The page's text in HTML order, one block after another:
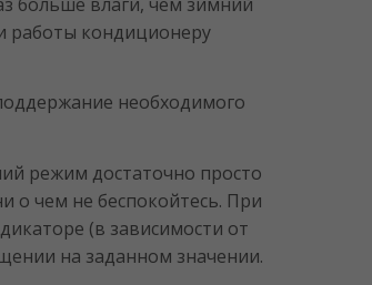
работы кондиционеру
необходимого
режим достаточно просто
о чем не беспокойтесь. При
(в зависимости от
на заданном значении.